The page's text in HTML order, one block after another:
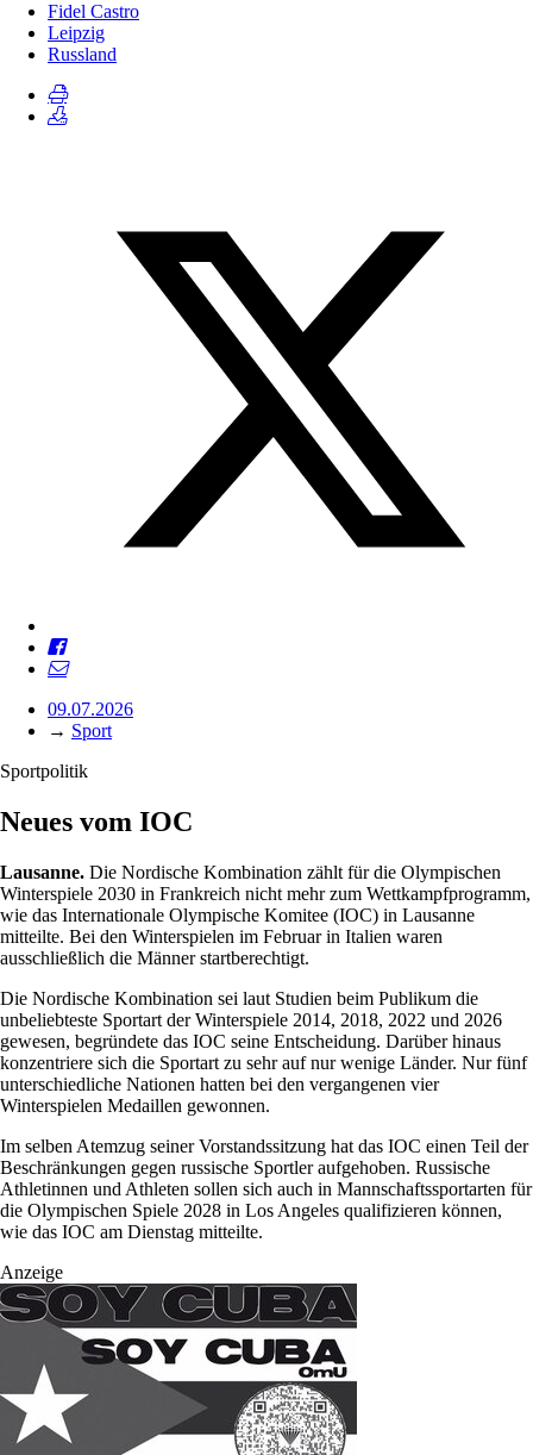
Fidel Castro
Leipzig
Russland
09.07.2026
→ Sport
Sportpolitik
Neues vom IOC
Lausanne. Die Nordische Kombination zählt für die Olympischen
Winterspiele 2030 in Frankreich nicht mehr zum Wettkampfprogramm,
wie das Internationale Olympische Komitee (IOC) in Lausanne
mitteilte. Bei den Winterspielen im Februar in Italien waren
ausschließlich die Männer startberechtigt.
Die Nordische Kombination sei laut Studien beim Publikum die
unbeliebteste Sportart der Winterspiele 2014, 2018, 2022 und 2026
gewesen, begründete das IOC seine Entscheidung. Darüber hinaus
konzentriere sich die Sportart zu sehr auf nur wenige Länder. Nur fünf
unterschiedliche Nationen hatten bei den vergangenen vier
Winterspielen Medaillen gewonnen.
Im selben Atemzug seiner Vorstandssitzung hat das IOC einen Teil der
Beschränkungen gegen russische Sportler aufgehoben. Russische
Athletinnen und Athleten sollen sich auch in Mannschaftssportarten für
die Olympischen Spiele 2028 in Los Angeles qualifizieren können,
wie das IOC am Dienstag mitteilte.
Anzeige